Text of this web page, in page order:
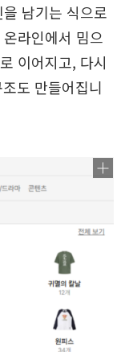
남기는 식으로
라인에서 밈으
이어지고, 다시
도 만들어집니